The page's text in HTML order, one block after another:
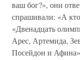
ваш бог?», они
спрашивали: «А
«Двенадцать
Арес, Артемида,
Посейдон и